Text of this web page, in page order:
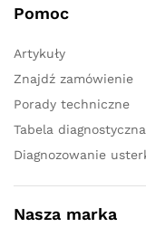
Pomoc
Artykuły
Znajdź zamówienie
Porady techniczne
Tabela diagnostyczna
Diagnozowanie
Nasza marka